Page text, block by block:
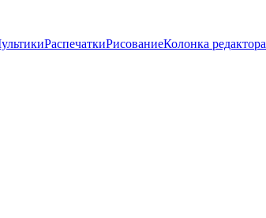
РаспечаткиРисованиеКолонка редактора